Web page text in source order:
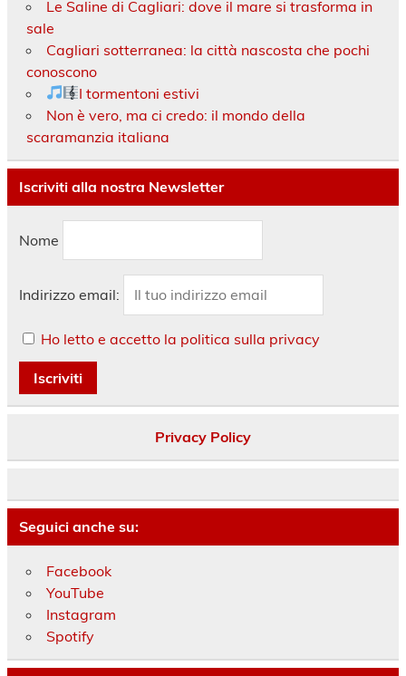
Le Saline di Cagliari: dove il mare si trasforma in
sale
Cagliari sotterranea: la città nascosta che pochi
conoscono
I tormentoni estivi
Non è vero, ma ci credo: il mondo della
scaramanzia italiana
Iscriviti alla nostra Newsletter
Nome
Indirizzo email:
Ho letto e accetto la politica sulla privacy
Privacy Policy
Seguici anche su:
Facebook
YouTube
Instagram
Spotify